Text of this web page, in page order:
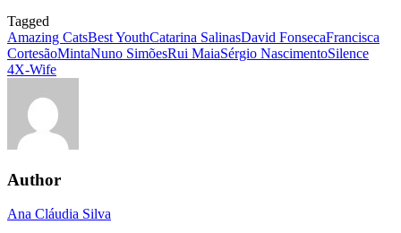
Tagged
Amazing CatsBest YouthCatarina SalinasDavid FonsecaFrancisca
CortesãoMintaNuno SimõesRui MaiaSérgio NascimentoSilence
4X-Wife
Author
Ana Cláudia Silva